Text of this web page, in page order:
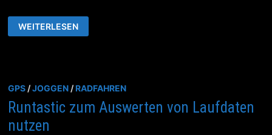
SMASHRUN
ANALYSEPLATTFORM
FÜR
WEITERLESEN
GPS /JOGGEN /RADFAHREN
Runtastic zum Auswerten von Laufdaten
nutzen